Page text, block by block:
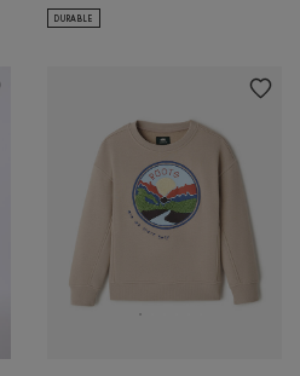
DURABLE